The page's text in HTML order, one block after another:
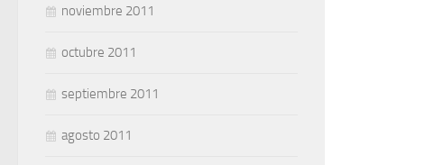
noviembre 2011
octubre 2011
septiembre 2011
agosto 2011